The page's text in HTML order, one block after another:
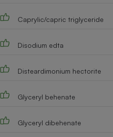
Caprylic/capric triglyceride
Disodium edta
Disteardimonium hectorite
Glyceryl behenate
Glyceryl dibehenate